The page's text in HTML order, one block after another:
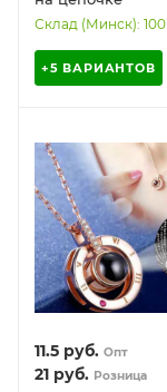
Склад (Минск): 100
+5 ВАРИАНТОВ
11.5 руб. Опт
21 руб. Розница